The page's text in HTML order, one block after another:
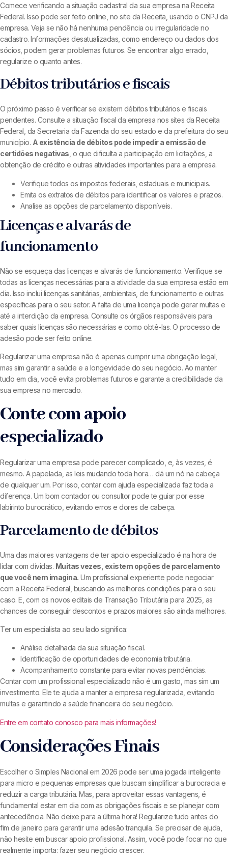
Comece verificando a situação cadastral da sua empresa na Receita
Federal. Isso pode ser feito online, no site da Receita, usando o CNPJ da
empresa. Veja se não há nenhuma pendência ou irregularidade no
cadastro. Informações desatualizadas, como endereço ou dados dos
sócios, podem gerar problemas futuros. Se encontrar algo errado,
regularize o quanto antes.
Débitos tributários e fiscais
O próximo passo é verificar se existem débitos tributários e fiscais
pendentes. Consulte a situação fiscal da empresa nos sites da Receita
Federal, da Secretaria da Fazenda do seu estado e da prefeitura do seu
município. A existência de débitos pode impedir a emissão de
certidões negativas , o que dificulta a participação em licitações, a
obtenção de crédito e outras atividades importantes para a empresa.
Verifique todos os impostos federais, estaduais e municipais.
Emita os extratos de débitos para identificar os valores e prazos.
Analise as opções de parcelamento disponíveis.
Licenças e alvarás de
funcionamento
Não se esqueça das licenças e alvarás de funcionamento. Verifique se
todas as licenças necessárias para a atividade da sua empresa estão em
dia. Isso inclui licenças sanitárias, ambientais, de funcionamento e outras
específicas para o seu setor. A falta de uma licença pode gerar multas e
até a interdição da empresa. Consulte os órgãos responsáveis para
saber quais licenças são necessárias e como obtê-las. O processo de
adesão pode ser feito online.
Regularizar uma empresa não é apenas cumprir uma obrigação legal,
mas sim garantir a saúde e a longevidade do seu negócio. Ao manter
tudo em dia, você evita problemas futuros e garante a credibilidade da
sua empresa no mercado.
Conte com apoio
especializado
Regularizar uma empresa pode parecer complicado, e, às vezes, é
mesmo. A papelada, as leis mudando toda hora… dá um nó na cabeça
de qualquer um. Por isso, contar com ajuda especializada faz toda a
diferença. Um bom contador ou consultor pode te guiar por esse
labirinto burocrático, evitando erros e dores de cabeça.
Parcelamento de débitos
Uma das maiores vantagens de ter apoio especializado é na hora de
lidar com dívidas. Muitas vezes, existem opções de parcelamento
que você nem imagina. Um profissional experiente pode negociar
com a Receita Federal, buscando as melhores condições para o seu
caso. E, com os novos editais de Transação Tributária para 2025, as
chances de conseguir descontos e prazos maiores são ainda melhores.
Ter um especialista ao seu lado significa:
Análise detalhada da sua situação fiscal.
Identificação de oportunidades de economia tributária.
Acompanhamento constante para evitar novas pendências.
Contar com um profissional especializado não é um gasto, mas sim um
investimento. Ele te ajuda a manter a empresa regularizada, evitando
multas e garantindo a saúde financeira do seu negócio.
Entre em contato conosco para mais informações!
Considerações Finais
Escolher o Simples Nacional em 2026 pode ser uma jogada inteligente
para micro e pequenas empresas que buscam simplificar a burocracia e
reduzir a carga tributária. Mas, para aproveitar essas vantagens, é
fundamental estar em dia com as obrigações fiscais e se planejar com
antecedência. Não deixe para a última hora! Regularize tudo antes do
fim de janeiro para garantir uma adesão tranquila. Se precisar de ajuda,
não hesite em buscar apoio profissional. Assim, você pode focar no que
realmente importa: fazer seu negócio crescer.